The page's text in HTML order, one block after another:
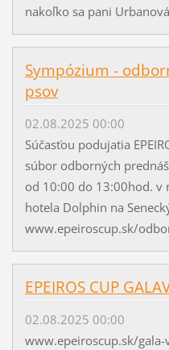
nakoľko sa pani
Sympózium -
psov
02.08.2025 00:00
Súčasťou podujatia
súbor odborných
od 10:00 do 13:00hod. v
hotela Dolphin na
www.epeiroscup.sk/
EPEIROS CUP
02.08.2025 00:00
www.epeiroscup.sk/gala-